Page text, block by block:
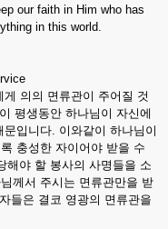
our faith in Him who has
in this world.
의의 면류관이 주어질 것
평생동안 하나님이 자신에
입니다. 이와같이 하나님이
충성한 자이어야 받을 수
해야 할 봉사의 사명들을 소
께서 주시는 면류관만을 받
들은 결코 영광의 면류관을